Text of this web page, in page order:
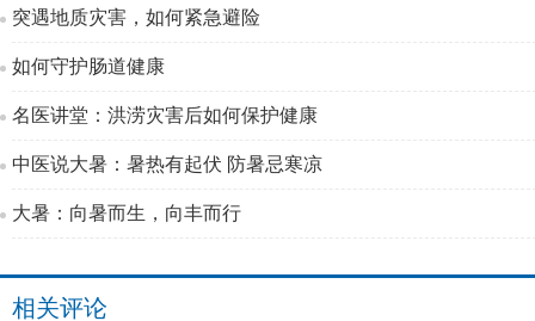
突遇地质灾害，如何紧急避险
如何守护肠道健康
名医讲堂：洪涝灾害后如何保护健康
中医说大暑：暑热有起伏 防暑忌寒凉
大暑：向暑而生，向丰而行
相关评论